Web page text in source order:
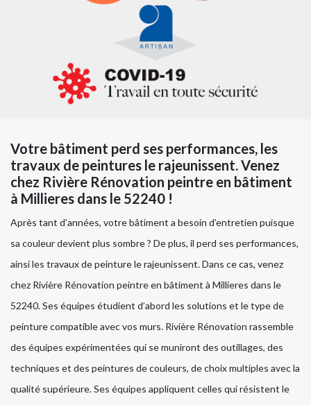
Votre bâtiment perd ses performances, les
travaux de peintures le rajeunissent. Venez
chez Rivière Rénovation peintre en bâtiment
à Millieres dans le 52240 !
Après tant d’années, votre bâtiment a besoin d’entretien puisque
sa couleur devient plus sombre ? De plus, il perd ses performances,
ainsi les travaux de peinture le rajeunissent. Dans ce cas, venez
chez Rivière Rénovation peintre en bâtiment à Millieres dans le
52240. Ses équipes étudient d’abord les solutions et le type de
peinture compatible avec vos murs. Rivière Rénovation rassemble
des équipes expérimentées qui se muniront des outillages, des
techniques et des peintures de couleurs, de choix multiples avec la
qualité supérieure. Ses équipes appliquent celles qui résistent le